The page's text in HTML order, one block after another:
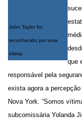
John Taylor foi
reconhecido por uma
vítima
que
responsável pela
exista agora a
Nova York. “Somos
subcomissária Yolanda